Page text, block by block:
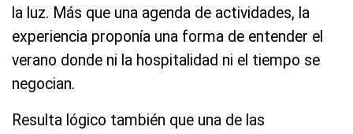
la luz. Más que una agenda de actividades, la
experiencia proponía una forma de entender el
verano donde ni la hospitalidad ni el tiempo se
negocian.
Resulta lógico también que una de las